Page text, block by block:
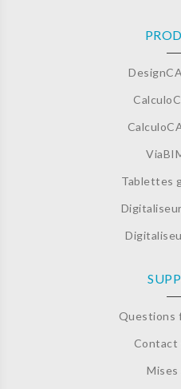
Tablettes
Questions
Contact
Mises